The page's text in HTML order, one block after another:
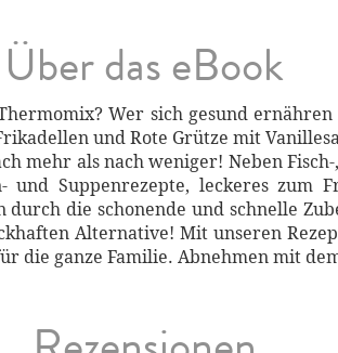
Über das eBook
Wer sich gesund
und Rote Grütze mit
mehr als nach weniger! Neben
Suppenrezepte, leckeres zum
die schonende und schnelle
Alternative! Mit unseren
die ganze Familie. Abnehmen mit